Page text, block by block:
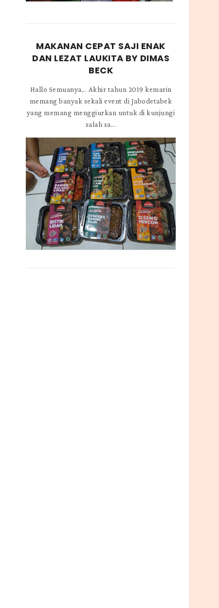
MAKANAN CEPAT SAJI ENAK
DAN LEZAT LAUKITA BY DIMAS
BECK
Hallo Semuanya,.. Akhir tahun 2019 kemarin
memang banyak sekali event di Jabodetabek
yang memang menggiurkan untuk di kunjungi
salah sa...